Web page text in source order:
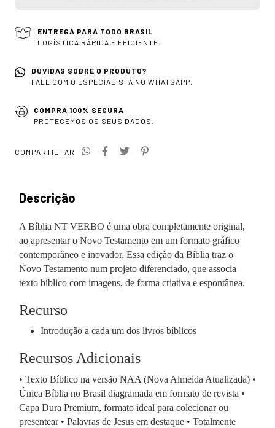
ENTREGA PARA TODO BRASIL
LOGÍSTICA RÁPIDA E EFICIENTE.
DÚVIDAS SOBRE O PRODUTO?
FALE COM O ESPECIALISTA NO WHATSAPP.
COMPRA 100% SEGURA
PROTEGEMOS OS SEUS DADOS.
COMPARTILHAR
Descrição
A Bíblia NT VERBO é uma obra completamente original,
ao apresentar o Novo Testamento em um formato gráfico
contemporâneo e inovador. Essa edição da Bíblia traz o
Novo Testamento num projeto diferenciado, que associa
texto bíblico com imagens, de forma criativa e espontânea.
Recurso
Introdução a cada um dos livros bíblicos
Recursos Adicionais
• Texto Bíblico na versão NAA (Nova Almeida Atualizada) •
Única Bíblia no Brasil diagramada em formato de revista •
Capa Dura Premium, formato ideal para colecionar ou
presentear • Palavras de Jesus em destaque • Totalmente